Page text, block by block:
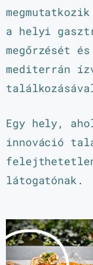
a helyi
megőrzését
mediterrán
Egy hely,
innováció
felejthetetlen
látogatónak.